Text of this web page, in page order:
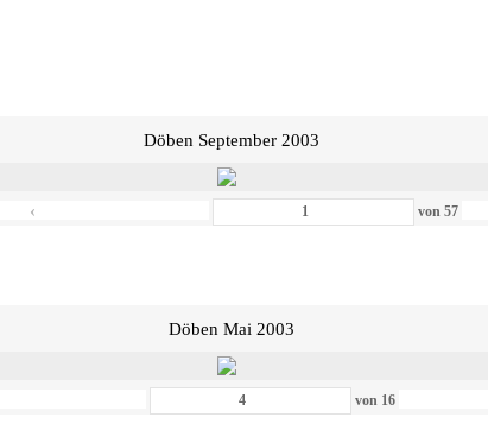
Döben September 2003
‹ von57
Döben Mai 2003
von 16